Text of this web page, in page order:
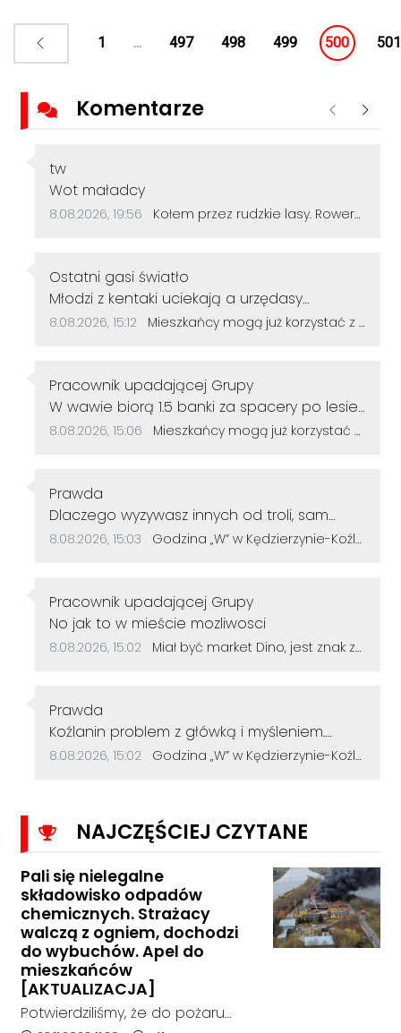
1 ... 497 498 499 500 501
Komentarze Poprzednie
Autor komentarza:
tw
Treść komentarza:
Wot maładcy
Data dodania komentarza:
8.08.2026, 19:56 Źródło komentarza:
Kołem przez rudzkie lasy. Rowerzyści z Kędzierzyna-Koźla pokonali 50 kilometrów
Autor komentarza:
Ostatni gasi światło
Treść komentarza:
Młodzi z kentaki uciekają a urzędasy
otwierają alejki nic nieznaczące dla rozwoju
Data dodania komentarza:
8.08.2026, 15:12 Źródło komentarza:
Mieszkańcy mogą już korzystać z powiększonego parku w Śródmieściu. Są nowe alejki i ławki
Autor komentarza:
Pracownik upadającej Grupy
Treść komentarza:
W wawie biorą 1.5 banki za spacery po lesie
u nas ile
Data dodania komentarza:
8.08.2026, 15:06 Źródło komentarza:
Mieszkańcy mogą już korzystać z powiększonego parku w Śródmieściu. Są nowe alejki i ławki
Autor komentarza:
Prawda
Treść komentarza:
Dlaczego wyzywasz innych od troli, sam
jesteś tępy. Życzę więcej rozumu.
Data dodania komentarza:
8.08.2026, 15:03 Źródło komentarza:
Godzina „W” w Kędzierzynie-Koźlu. Mieszkańcy uczcili pamięć powstańców warszawskich
Autor komentarza:
Pracownik upadającej Grupy
Treść komentarza:
No jak to w mieście mozliwosci
Data dodania komentarza:
8.08.2026, 15:02 Źródło komentarza:
Miał być market Dino, jest znak zapytania. Przetarg na działkę przy szkole zakończył się bez ofert
Autor komentarza:
Prawda
Treść komentarza:
Koźlanin problem z główką i myśleniem.
Psychiatra pomoże.
Data dodania komentarza:
8.08.2026, 15:02 Źródło komentarza:
Godzina „W” w Kędzierzynie-Koźlu. Mieszkańcy uczcili pamięć powstańców warszawskich
NAJCZĘŚCIEJ CZYTANE
Pali się nielegalne
składowisko odpadów
chemicznych. Strażacy
walczą z ogniem, dochodzi
do wybuchów. Apel do
mieszkańców
[AKTUALIZACJA]
Potwierdziliśmy, że do pożaru